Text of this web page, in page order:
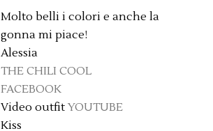
Molto belli i colori e anche la
gonna mi piace!
Alessia
THE CHILI COOL
FACEBOOK
Video outfit YOUTUBE
Kiss